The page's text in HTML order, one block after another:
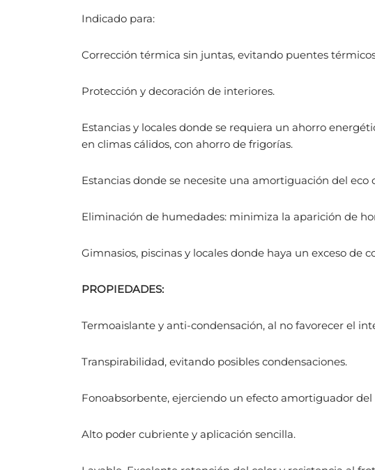
Indicado para:
Corrección térmica sin juntas, evitando puentes
Protección y decoración de interiores.
Estancias y locales donde se requiera un ahorro
en climas cálidos, con ahorro de frigorías.
Estancias donde se necesite una amortiguación del eco
Eliminación de humedades: minimiza la aparición de
Gimnasios, piscinas y locales donde haya un exceso de
PROPIEDADES:
Termoaislante y anti-condensación, al no favorecer el
Transpirabilidad, evitando posibles condensaciones.
Fonoabsorbente, ejerciendo un efecto amortiguador del
Alto poder cubriente y aplicación sencilla.